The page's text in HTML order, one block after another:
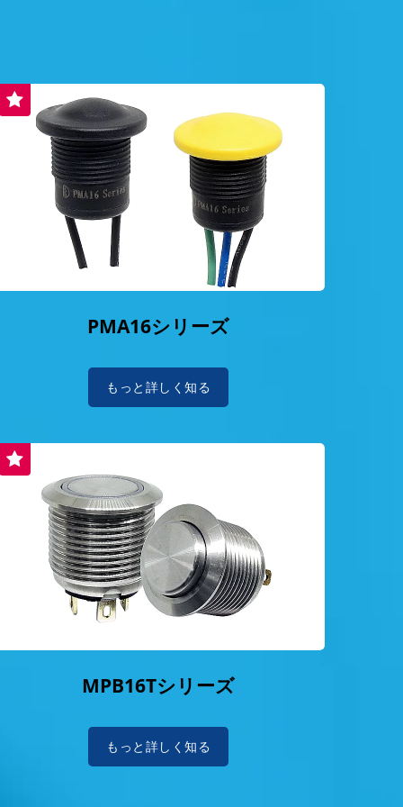
PMA16シリーズ
もっと詳しく知る
MPB16Tシリーズ
もっと詳しく知る